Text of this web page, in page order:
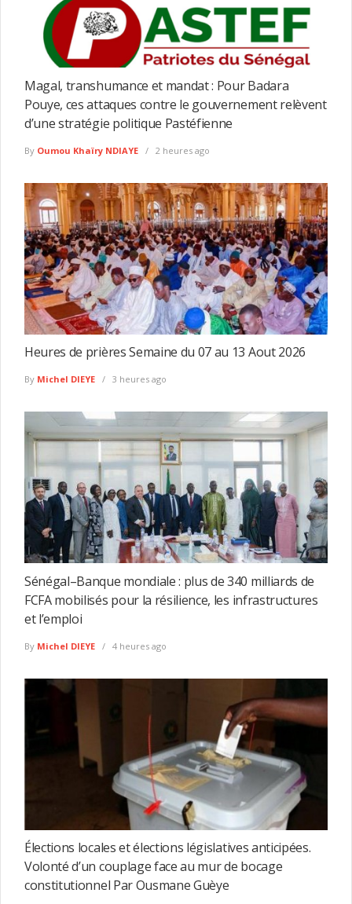
Magal, transhumance et mandat : Pour Badara
Pouye, ces attaques contre le gouvernement relèvent
d’une stratégie politique Pastéfienne
By Oumou Khaïry NDIAYE 2 heures ago
Heures de prières Semaine du 07 au 13 Aout 2026
By Michel DIEYE 3 heures ago
Sénégal–Banque mondiale : plus de 340 milliards de
FCFA mobilisés pour la résilience, les infrastructures
et l’emploi
By Michel DIEYE 4 heures ago
Élections locales et élections législatives anticipées.
Volonté d’un couplage face au mur de bocage
constitutionnel Par Ousmane Guèye